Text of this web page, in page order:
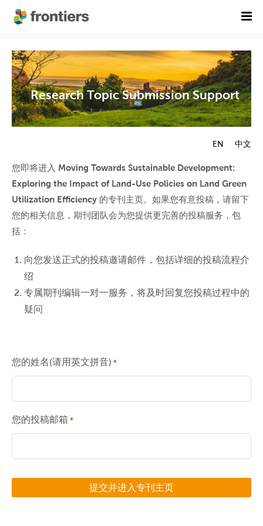
期刊列表
精选潜力期刊
前沿专刊
科研诚信
加入我们
English
提交稿件
Research Topic Submission Support
EN 中文
您即将进入 Moving Towards Sustainable Development:
Exploring the Impact of Land-Use Policies on Land Green
Utilization Efficiency 的专刊主页。如果您有意投稿，请留下
您的相关信息，期刊团队会为您提供更完善的投稿服务，包
括：
向您发送正式的投稿邀请邮件，包括详细的投稿流程介
绍
专属期刊编辑一对一服务，将及时回复您投稿过程中的
疑问
您的姓名(请用英文拼音) *
您的投稿邮箱 *